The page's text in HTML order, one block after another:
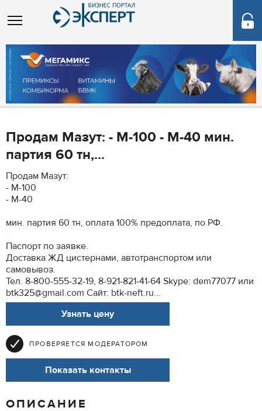
Продам Мазут: - М-100 - М-40 мин.
партия 60 тн,...
Продам Мазут:
- М-100
- М-40
мин. партия 60 тн, оплата 100% предоплата, по РФ.
Паспорт по заявке.
Доставка ЖД цистернами, автотранспортом или
самовывоз.
Тел. 8-800-555-32-19, 8-921-821-41-64 Skype: dem77077 или
btk325@gmail.com Cайт: btk-neft.ru...
Узнать цену
ПРОВЕРЯЕТСЯ МОДЕРАТОРОМ
Показать контакты
ОПИСАНИЕ